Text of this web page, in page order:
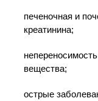
печеночная и
креатинина;
вещества;
острые